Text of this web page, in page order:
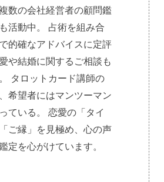
数の会社経営者の顧問鑑
活動中。 占術を組み合
的確なアドバイスに定評
や結婚に関するご相談も
タロットカード講師の
希望者にはマンツーマン
ている。 恋愛の「タイ
ご縁」を見極め、心の声
定を心がけています。